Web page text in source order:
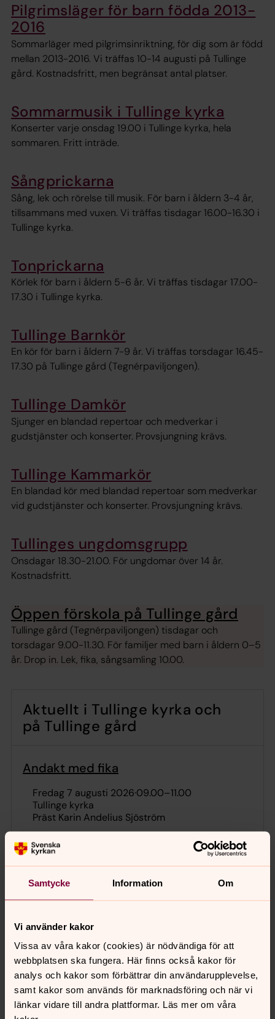
Samtycke Information Om
Vi använder kakor
Vissa av våra kakor (cookies) är nödvändiga för att
webbplatsen ska fungera. Här finns också kakor för
analys och kakor som förbättrar din användarupplevelse,
samt kakor som används för marknadsföring och när vi
länkar vidare till andra plattformar. Läs mer om våra
Pilgrimsläger för barn födda 2013-
2016
Sommarläger med pilgrimsinriktning, för dig som är född
mellan 2013-2016. Vi träffas 10-14 augusti på Tullinge
gård. Kostnadsfritt, men begränsat antal platser.
Sommarmusik i Tullinge kyrka
Konserter varje onsdag 19.00 i Tullinge kyrka, hela
sommaren. Fritt inträde.
Sångprickarna
Sång, lek och rörelse till musik. För barn i åldern 3-4 år,
tillsammans med vuxen. Vi träffas tisdagar 16.00-16.30 i
Tullinge kyrka.
Tonprickarna
Körlek för barn i åldern 5-6 år. Vi träffas tisdagar 17.00-
17.30 i Tullinge kyrka.
Tullinge Barnkör
En kör för barn i åldern 7-9 år. Vi träffas torsdagar 16.45-
17.30 på Tullinge gård (Tegnérpaviljongen).
Tullinge Damkör
Sjunger en blandad repertoar och medverkar i
gudstjänster och konserter. Provsjungning krävs.
Tullinge Kammarkör
En blandad kör med blandad repertoar som medverkar
vid gudstjänster och konserter. Provsjungning krävs.
Tullinges ungdomsgrupp
Onsdagar 18.30-21.00. För ungdomar över 14 år.
Kostnadsfritt.
Öppen förskola på Tullinge gård
Tullinge gård (Tegnérpaviljongen) tisdagar och
torsdagar 9.00-11.30. För familjer med barn i åldern 0–5
år. Drop in. Lek, fika, sångsamling 10.00.
Aktuellt i Tullinge kyrka och
på Tullinge gård
Andakt med fika
fredag 7 augusti 2026·09.00–11.00
Tullinge kyrka
Präst Karin Andelius Sjöström
Andakt utanför Tullinge kyrkan med efterföljande
fika.
Sommarfika
tisdag 11 augusti 2026
Tullinge kyrka
Öppen kyrka med fika.
Sommarmusik